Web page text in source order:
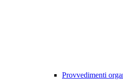
Provvedimenti